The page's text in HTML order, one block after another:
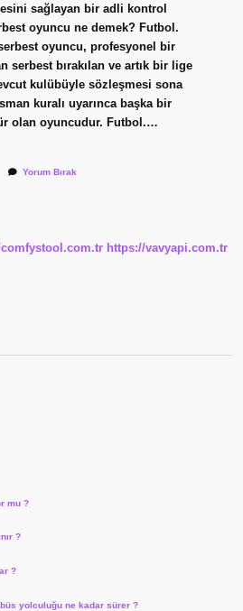
sağlayan bir adli kontrol
oyuncu ne demek? Futbol.
oyuncu, profesyonel bir
serbest bırakılan ve artık bir lige
kulübüyle sözleşmesi sona
kuralı uyarınca başka bir
olan oyuncudur. Futbol.…
Yorum Bırak
https://vavyapi.com.tr
mu ?
?
?
yolculuğu ne kadar sürer ?